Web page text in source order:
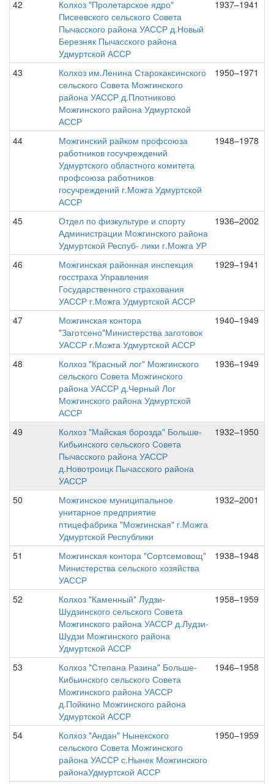
42
Колхоз "Пролетарское ядро"
Писеевского сельского Совета
Пычасского района УАССР д.Новый
Березняк Пычасского района
Удмуртской АССР
1937–1941
43
Колхоз им.Ленина Старокаксинского
сельского Совета Можгинского
района УАССР д.Плотниково
Можгинского района Удмуртской
АССР
1950–1971
44
Можгинский райком профсоюза
работников госучреждений
Удмуртского областного комитета
профсоюза работников
госучреждений г.Можга Удмуртской
АССР
1948–1978
45
Отдел по физкультуре и спорту
Администрации Можгинского района
Удмуртской Респуб- лики г.Можга УР
1936–2002
46
Можгинская районная инспекция
госстраха Управления
Государственного страхования
УАССР г.Можга Удмуртской АССР
1929–1941
47
Можгинская контора
"Заготсено"Министерства заготовок
УАССР г.Можга Удмуртской АССР
1940–1949
48
Колхоз "Красный лог" Можгинского
сельского Совета Можгинского
района УАССР д.Черный Лог
Можгинского района Удмуртской
АССР
1936–1949
49
Колхоз "Майская борозда" Больше-
Кибьинского сельского Совета
Пычасского района УАССР
д.Новотроицк Пычасского района
УАССР
1932–1950
50
Можгинское муниципальное
унитарное предприятие
птицефабрика "Можгинская" г.Можга
Удмуртской Республики
1932–2001
51
Можгинская контора "Сортсемовощ"
Министерства сельского хозяйства
УАССР
1938–1948
52
Колхоз "Каменный" Лудзи-
Шудзинского сельского Совета
Можгинского района УАССР д.Лудзи-
Шудзи Можгинского района
Удмуртской АССР
1958–1959
53
Колхоз "Степана Разина" Больше-
Кибьинского сельского Совета
Можгинского района УАССР
д.Пойкино Можгинского района
Удмуртской АССР
1946–1958
54
Колхоз "Андан" Нынекского
сельского Совета Можгинского
района УАССР с.Нынек Можгинского
районаУдмуртской АССР
1950–1959